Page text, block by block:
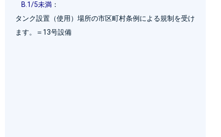
B.1/5未満 ：
タンク設置（使用）場所の市区町村条例による規制を受け
ます。＝13号設備